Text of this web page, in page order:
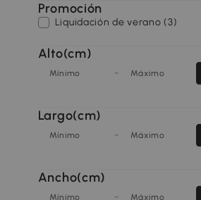
Promoción
Liquidación de verano (3)
Alto(cm)
Mínimo - Máximo
Largo(cm)
Mínimo - Máximo
Ancho(cm)
Mínimo - Máximo